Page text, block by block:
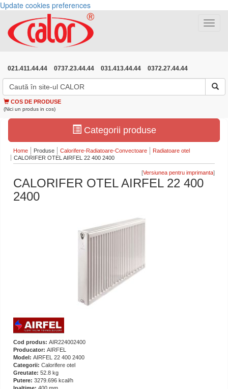
Update cookies preferences
Toggle
021.411.44.44 0737.23.44.44 031.413.44.44 0372.27.44.44
COS DE PRODUSE
(Nici un produs in cos)
Categorii produse
Home Produse Calorifere-Radiatoare-Convectoare
Radiatoare otel
CALORIFER OTEL AIRFEL 22 400 2400
[ ]
CALORIFER OTEL AIRFEL 22 400
2400
Cod produs: AIR224002400
Producator: AIRFEL
Model: AIRFEL 22 400 2400
Categorii: Calorifere otel
Greutate: 52.8 kg
Putere: 3279.696 kcal/h